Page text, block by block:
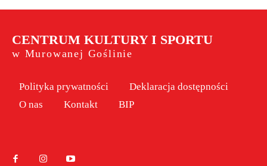
CENTRUM KULTURY I SPORTU
w Murowanej Goślinie
Polityka prywatności
Deklaracja dostępności
O nas
Kontakt BIP